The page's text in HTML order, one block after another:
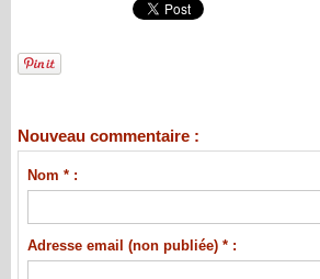
Nouveau commentaire :
Nom * :
Adresse email (non publiée) * :